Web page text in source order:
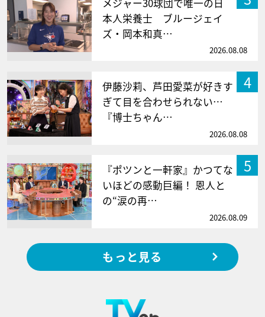
メジャー30球団で唯一の日
本人栄養士 ブルージェイ
ズ・岡本和真…
2026.08.08
4
伊藤沙莉、芦田愛菜が好きす
ぎて目を合わせられない…
『博士ちゃん…
2026.08.08
5
『ポツンと一軒家』かつてな
いほどの感動巨編！ 恩人と
の“涙の再…
2026.08.09
もっと見る